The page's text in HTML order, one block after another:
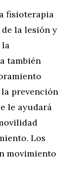
fisioterapia
la lesión y
la
también
prevención
le ayudará
Los
movimiento